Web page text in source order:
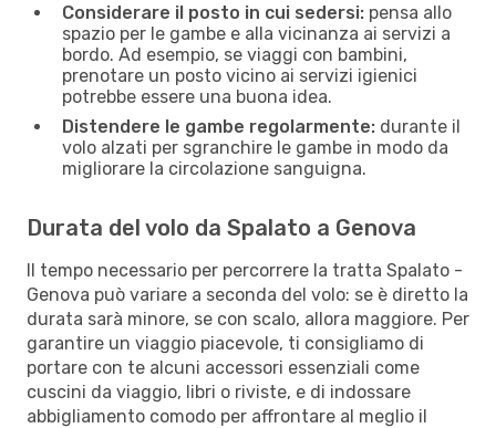
Considerare il posto in cui sedersi: pensa allo
spazio per le gambe e alla vicinanza ai servizi a
bordo. Ad esempio, se viaggi con bambini,
prenotare un posto vicino ai servizi igienici
potrebbe essere una buona idea.
Distendere le gambe regolarmente: durante il
volo alzati per sgranchire le gambe in modo da
migliorare la circolazione sanguigna.
Durata del volo da Spalato a Genova
Il tempo necessario per percorrere la tratta Spalato -
Genova può variare a seconda del volo: se è diretto la
durata sarà minore, se con scalo, allora maggiore. Per
garantire un viaggio piacevole, ti consigliamo di
portare con te alcuni accessori essenziali come
cuscini da viaggio, libri o riviste, e di indossare
abbigliamento comodo per affrontare al meglio il